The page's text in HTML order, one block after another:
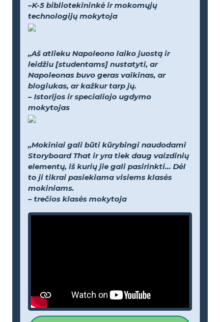
–K-5 bibliotekininkė ir mokomųjų
technologijų mokytoja
„Aš atlieku Napoleono laiko juostą ir
leidžiu [studentams] nustatyti, ar
Napoleonas buvo geras vaikinas, ar
blogiukas, ar kažkur tarp jų.
– Istorijos ir specialiojo ugdymo
mokytojas
„Mokiniai gali būti kūrybingi naudodami
Storyboard That ir yra tiek daug vaizdinių
elementų, iš kurių jie gali pasirinkti... Dėl
to ji tikrai pasiekiama visiems klasės
mokiniams.
– trečios klasės mokytoja